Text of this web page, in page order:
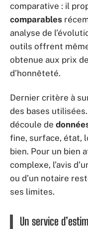
comparative : il
comparables
analyse de
outils offrent
obtenue aux prix
d’honnêteté.
Dernier critère à
des bases
découle de
fine, surface, état,
bien. Pour un bien
complexe, l’avis
ou d’un notaire
ses limites.
Un service